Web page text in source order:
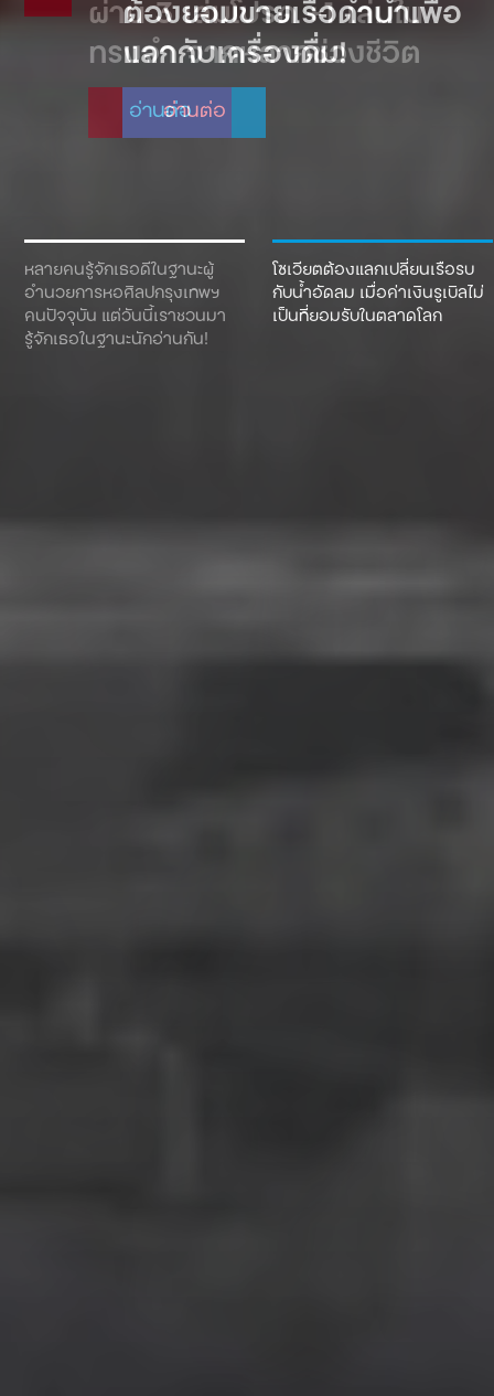
หลายคนรู้จักเธอดีในฐานะผู้
อำนวยการหอศิลปกรุงเทพฯ
คนปัจจุบัน แต่วันนี้เราชวนมา
รู้จักเธอในฐานะนักอ่านกัน!
โซเวียตต้องแลกเปลี่ยนเรือรบ
กับน้ำอัดลม เมื่อค่าเงินรูเบิลไม่
เป็นที่ยอมรับในตลาดโลก
ต้องยอมขายเรือดำน้ำเพื่อ
แลกกับเครื่องดื่ม!
อ่านต่อ